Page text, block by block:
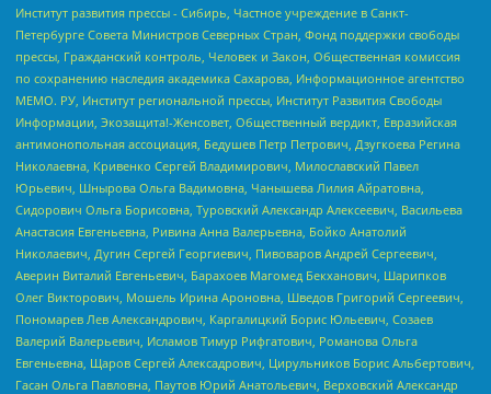
Институт развития прессы - Сибирь, Частное учреждение в Санкт-
Петербурге Совета Министров Северных Стран, Фонд поддержки свободы
прессы, Гражданский контроль, Человек и Закон, Общественная комиссия
по сохранению наследия академика Сахарова, Информационное агентство
МЕМО. РУ, Институт региональной прессы, Институт Развития Свободы
Информации, Экозащита!-Женсовет, Общественный вердикт, Евразийская
антимонопольная ассоциация, Бедушев Петр Петрович, Дзугкоева Регина
Николаевна, Кривенко Сергей Владимирович, Милославский Павел
Юрьевич, Шнырова Ольга Вадимовна, Чанышева Лилия Айратовна,
Сидорович Ольга Борисовна, Туровский Александр Алексеевич, Васильева
Анастасия Евгеньевна, Ривина Анна Валерьевна, Бойко Анатолий
Николаевич, Дугин Сергей Георгиевич, Пивоваров Андрей Сергеевич,
Аверин Виталий Евгеньевич, Барахоев Магомед Бекханович, Шарипков
Олег Викторович, Мошель Ирина Ароновна, Шведов Григорий Сергеевич,
Пономарев Лев Александрович, Каргалицкий Борис Юльевич, Созаев
Валерий Валерьевич, Исламов Тимур Рифгатович, Романова Ольга
Евгеньевна, Щаров Сергей Алексадрович, Цирульников Борис Альбертович,
Гасан Ольга Павловна, Паутов Юрий Анатольевич, Верховский Александр